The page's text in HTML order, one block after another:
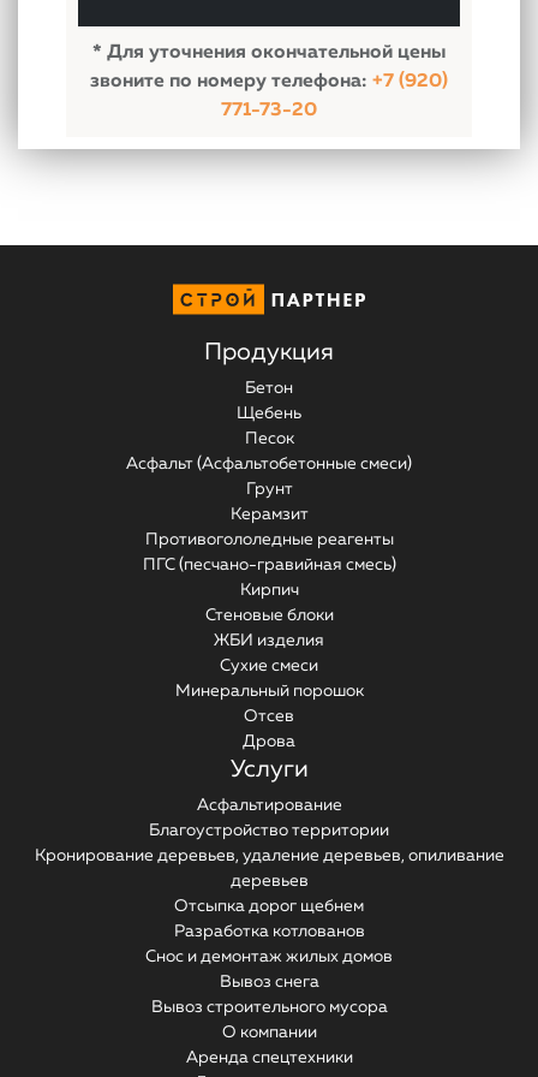
обработки персональных данных
* Для уточнения окончательной цены
звоните по номеру телефона: +7 (920)
771-73-20
Продукция
Бетон
Щебень
Песок
Асфальт (Асфальтобетонные смеси)
Грунт
Керамзит
Противогололедные реагенты
ПГС (песчано-гравийная смесь)
Кирпич
Стеновые блоки
ЖБИ изделия
Сухие смеси
Минеральный порошок
Отсев
Дрова
Услуги
Асфальтирование
Благоустройство территории
Кронирование деревьев, удаление деревьев, опиливание
деревьев
Отсыпка дорог щебнем
Разработка котлованов
Снос и демонтаж жилых домов
Вывоз снега
Вывоз строительного мусора
О компании
Аренда спецтехники